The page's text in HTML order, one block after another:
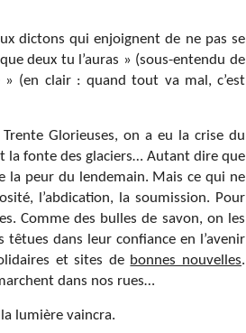
dictons qui enjoignent de ne pas se
deux tu l’auras » (sous-entendu de
(en clair : quand tout va mal, c’est
Glorieuses, on a eu la crise du
la fonte des glaciers… Autant dire que
la peur du lendemain. Mais ce qui ne
l’abdication, la soumission. Pour
Comme des bulles de savon, on les
dans leur confiance en l’avenir
et sites de bonnes nouvelles.
dans nos rues…
lumière vaincra.